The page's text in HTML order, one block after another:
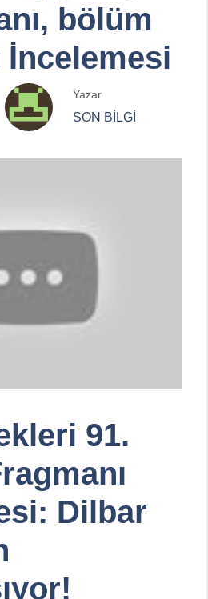
bölüm
İncelemesi
Yazar
SON BİLGİ
91.
Dilbar